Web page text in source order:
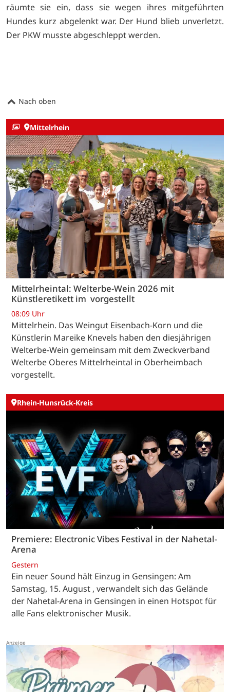
räumte sie ein, dass sie wegen ihres mitgeführten
Hundes kurz abgelenkt war. Der Hund blieb unverletzt.
Der PKW musste abgeschleppt werden.
Nach oben
Mittelrhein
Mittelrheintal: Welterbe-Wein 2026 mit
Künstleretikett im vorgestellt
08:09 Uhr
Mittelrhein. Das Weingut Eisenbach-Korn und die
Künstlerin Mareike Knevels haben den diesjährigen
Welterbe-Wein gemeinsam mit dem Zweckverband
Welterbe Oberes Mittelrheintal in Oberheimbach
vorgestellt.
Rhein-Hunsrück-Kreis
Premiere: Electronic Vibes Festival in der Nahetal-
Arena
Gestern
Ein neuer Sound hält Einzug in Gensingen: Am
Samstag, 15. August , verwandelt sich das Gelände
der Nahetal-Arena in Gensingen in einen Hotspot für
alle Fans elektronischer Musik.